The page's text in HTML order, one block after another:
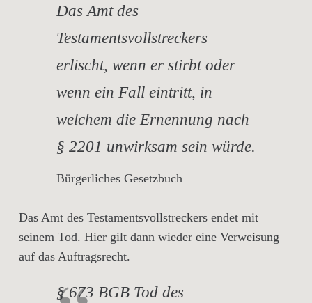
Das Amt des
Testamentsvollstreckers
erlischt, wenn er stirbt oder
wenn ein Fall eintritt, in
welchem die Ernennung nach
§ 2201 unwirksam sein würde.
Bürgerliches Gesetzbuch
Das Amt des Testamentsvollstreckers endet mit
seinem Tod. Hier gilt dann wieder eine Verweisung
auf das Auftragsrecht.
§ 673 BGB Tod des